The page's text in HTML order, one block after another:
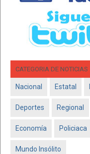
CATEGORIA DE NOTICIAS
Nacional Estatal
Deportes Regional
Economía Policiaca
Mundo Insólito